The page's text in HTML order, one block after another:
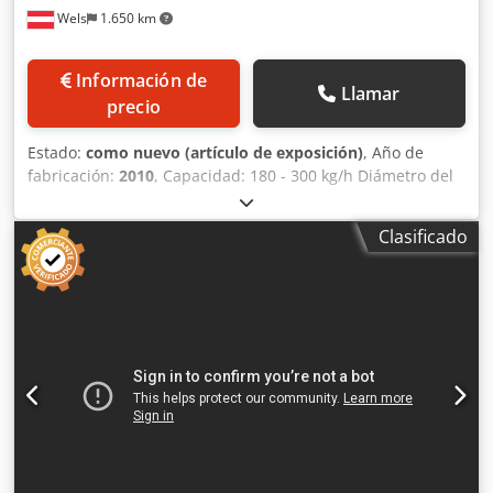
Wels 1.650 km
Información de
precio
Llamar
Estado: como nuevo (artículo de exposición), Año de
fabricación: 2010, Capacidad: 180 - 300 kg/h Diámetro del
briquete: 50 mm Capacidad del depósito: 0,3 m³ Bomba de
lubricación: 1,0 kW Potencia del motor: 15 kW Máquina de
demostración con pocas horas de funcionamiento - Prensa
automática para briquetar virutas de madera y otros
residuos - Lubricación por aceite a presión para las piezas
operaciones - La cabeza de la prensa puede ser calentada
o enfriada durante el proceso de briquetado - Requisitos
para el material a prensar: Contenido de humedad entre 8
Clasificado